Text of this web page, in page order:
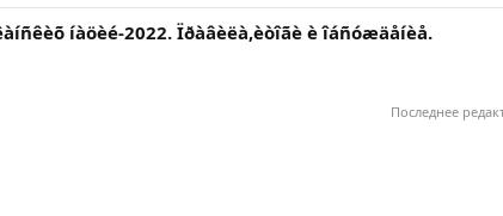
íàöèé-2022. Ïðàâèëà,èòîãè è îáñóæäåíèå.
Последнее